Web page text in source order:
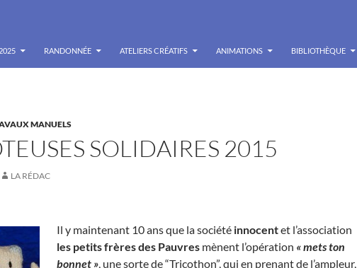
RANDONNÉE ATELIERS CRÉATIFS ANIMATIONS BIBLIOTHÈQUE
MANUELS
SOLIDAIRES 2015
LA RÉDAC
Il y maintenant 10 ans que la société innocentet l’association
les petits frères des Pauvres mènent l’opération « mets ton
bonnet », une sorte de “Tricothon”, qui en prenant de l’ampleur,